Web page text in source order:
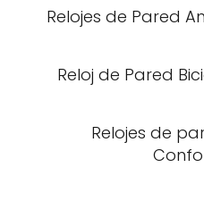
Relojes de Pared
Reloj de Pared
Relojes de